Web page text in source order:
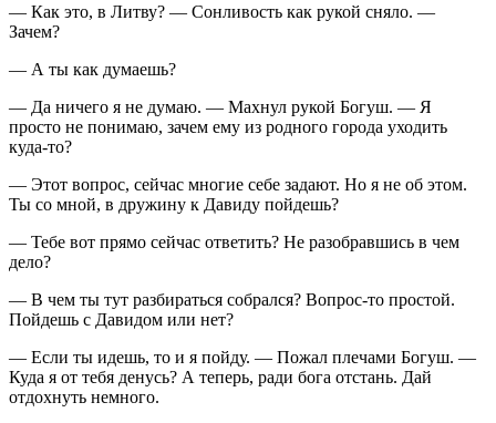
— Как это, в Литву? — Сонливость как рукой сняло. —
Зачем?
— А ты как думаешь?
— Да ничего я не думаю. — Махнул рукой Богуш. — Я
просто не понимаю, зачем ему из родного города уходить
куда-то?
— Этот вопрос, сейчас многие себе задают. Но я не об этом.
Ты со мной, в дружину к Давиду пойдешь?
— Тебе вот прямо сейчас ответить? Не разобравшись в чем
дело?
— В чем ты тут разбираться собрался? Вопрос-то простой.
Пойдешь с Давидом или нет?
— Если ты идешь, то и я пойду. — Пожал плечами Богуш. —
Куда я от тебя денусь? А теперь, ради бога отстань. Дай
отдохнуть немного.